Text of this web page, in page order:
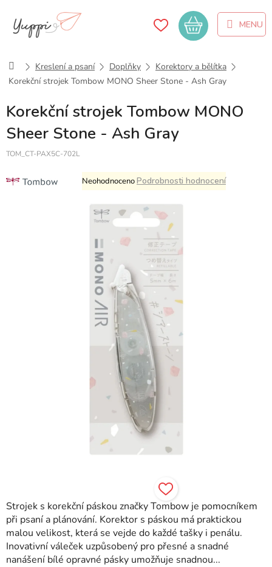
obsah
Nákupní
košík
DomůKreslení a psaní Doplňky
Korektory a bělítka
Korekční strojek Tombow MONO Sheer Stone - Ash Gray
Korekční strojek Tombow MONO
Sheer Stone - Ash Gray
TOM_CT-PAX5C-702L
Průměrné
hodnocení
hvězdiček.
NeohodnocenoPodrobnosti hodnocení
Strojek s korekční páskou značky Tombow je pomocníkem
při psaní a plánování. Korektor s páskou má praktickou
malou velikost, která se vejde do každé tašky i penálu.
Inovativní váleček uzpůsobený pro přesné a snadné
nanášení bílé opravné pásky umožňuje snadnou...